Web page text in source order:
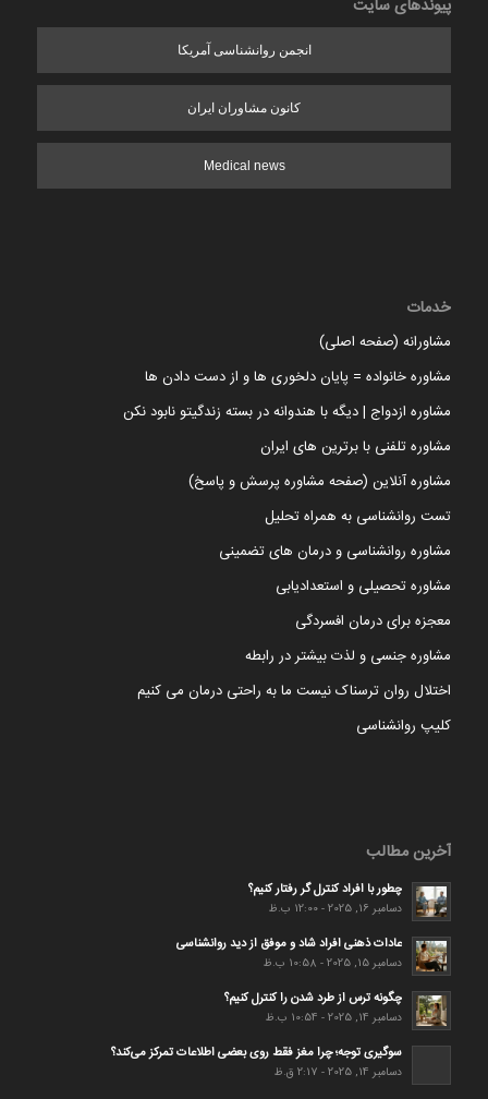
پیوندهای سایت
انجمن روانشناسی آمریکا
کانون مشاوران ایران
Medical news
خدمات
مشاورانه (صفحه اصلی)
مشاوره خانواده = پایان دلخوری ها و از دست دادن ها
مشاوره ازدواج | دیگه با هندوانه در بسته زندگیتو نابود نکن
مشاوره تلفنی با برترین های ایران
مشاوره آنلاین (صفحه مشاوره پرسش و پاسخ)
تست روانشناسی به همراه تحلیل
مشاوره روانشناسی و درمان های تضمینی
مشاوره تحصیلی و استعدادیابی
معجزه برای درمان افسردگی
مشاوره جنسی و لذت بیشتر در رابطه
اختلال روان ترسناک نیست ما به راحتی درمان می کنیم
کلیپ روانشناسی
آخرین مطالب
چطور با افراد کنترل گر رفتار کنیم؟
دسامبر 16, 2025 - 12:00 ب.ظ
عادات ذهنی افراد شاد و موفق از دید روانشناسی
دسامبر 15, 2025 - 10:58 ب.ظ
چگونه ترس از طرد شدن را کنترل کنیم؟
دسامبر 14, 2025 - 10:54 ب.ظ
سوگیری توجه؛ چرا مغز فقط روی بعضی اطلاعات تمرکز می‌کند؟
دسامبر 14, 2025 - 2:17 ق.ظ